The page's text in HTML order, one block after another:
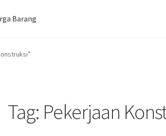
Barang
Farid Tech Tips
Tag: Pekerjaan